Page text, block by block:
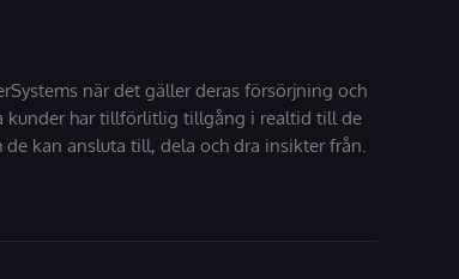
när det gäller deras försörjning och
kunder har tillförlitlig tillgång i realtid till de
kan ansluta till, dela och dra insikter från.